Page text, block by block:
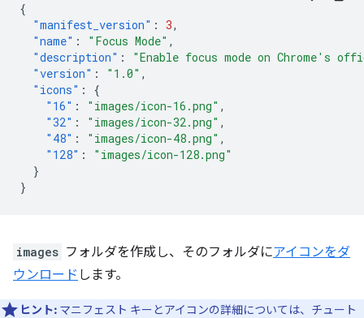
{
"manifest_version" : 3,
"name" : "Focus Mode" ,
"description" :
"Enable focus mode on Chrome's
"version" : "1.0" ,
"icons" :
{
"16" : "images/icon-16.png" ,
"32" : "images/icon-32.png" ,
"48" : "images/icon-48.png" ,
"128" :
"images/icon-128.png"
}
}
images フォルダを作成し、そのフォルダにアイコンをダ
ウンロード します。
ヒント: マニフェスト キーとアイコンの詳細については、チュート